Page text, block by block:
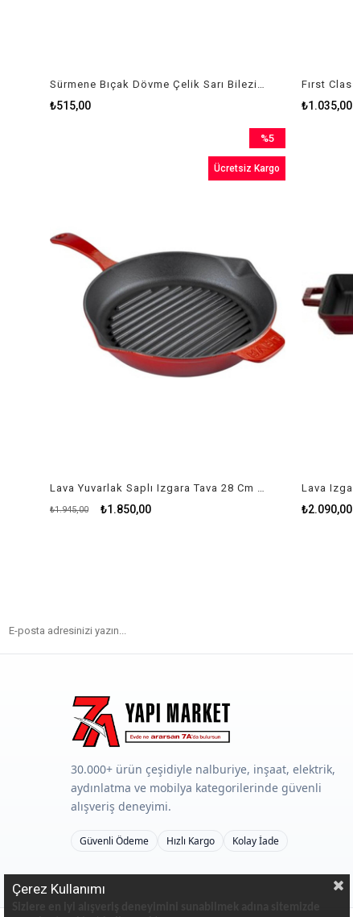
₺515,00 ₺1.035,00
₺1.850,00
₺1.945,00
%5
İndirim
%5İndirim
Ücretsiz Kargo
₺2.090,00
30.000+ ürün çeşidiyle nalburiye, inşaat, elektrik,
aydınlatma ve mobilya kategorilerinde güvenli
alışveriş deneyimi.
Güvenli Ödeme Hızlı Kargo Kolay İade
Çerez Kullanımı